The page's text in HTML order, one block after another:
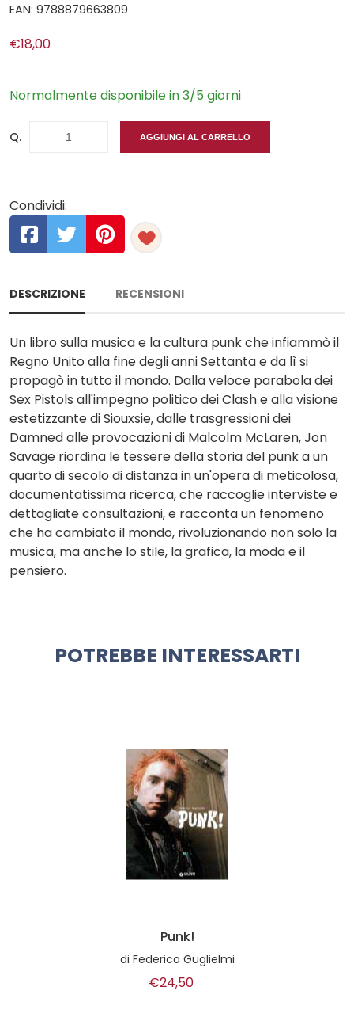
EAN: 9788879663809
€18,00
Normalmente disponibile in 3/5 giorni
Q. AGGIUNGI AL CARRELLO
Condividi:
DESCRIZIONE RECENSIONI
Un libro sulla musica e la cultura punk che infiammò il
Regno Unito alla fine degli anni Settanta e da lì si
propagò in tutto il mondo. Dalla veloce parabola dei
Sex Pistols all'impegno politico dei Clash e alla visione
estetizzante di Siouxsie, dalle trasgressioni dei
Damned alle provocazioni di Malcolm McLaren, Jon
Savage riordina le tessere della storia del punk a un
quarto di secolo di distanza in un'opera di meticolosa,
documentatissima ricerca, che raccoglie interviste e
dettagliate consultazioni, e racconta un fenomeno
che ha cambiato il mondo, rivoluzionando non solo la
musica, ma anche lo stile, la grafica, la moda e il
pensiero.
POTREBBE INTERESSARTI
Punk!
di Federico Guglielmi
€24,50